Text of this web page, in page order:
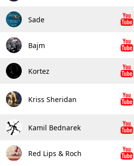
Sade
Bajm
Kortez
Kriss Sheridan
Kamil Bednarek
Red Lips & Roch